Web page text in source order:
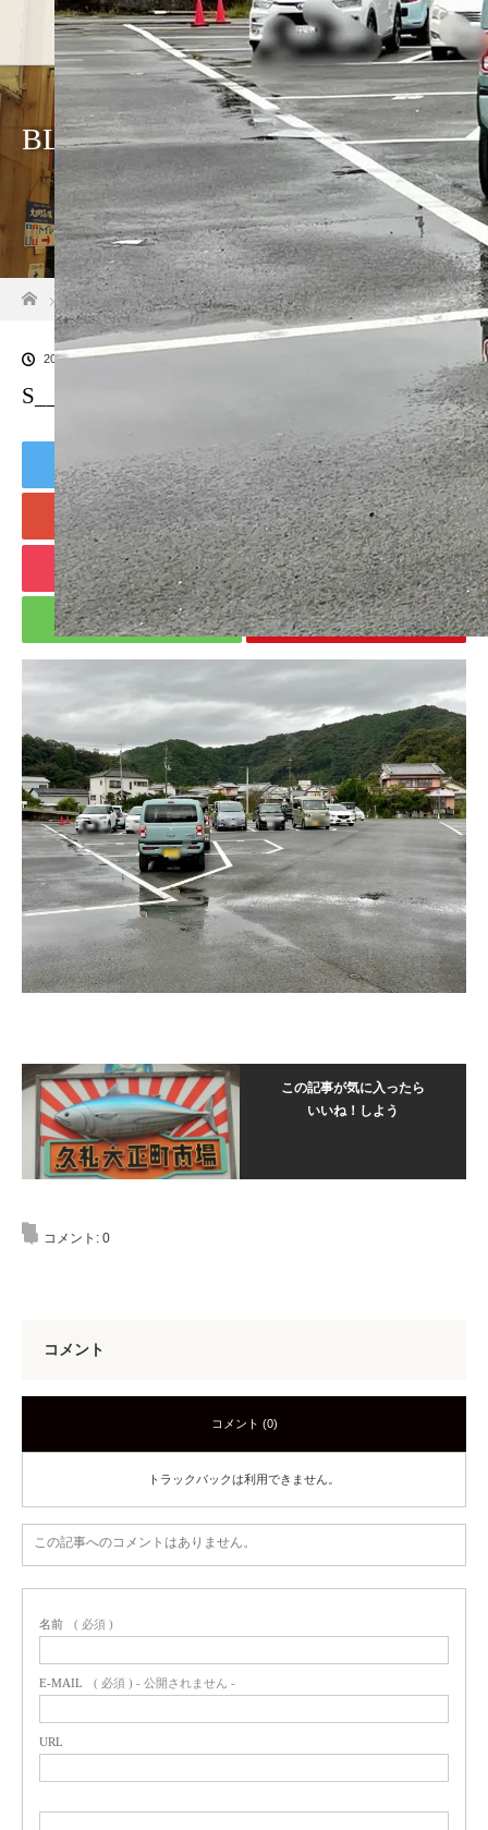
ホーム 店
BLOG
ホーム
ブログ一覧 S__25944081
2022.09.22
S__25944081
Tweet Share
+1 Hatena
Pocket RSS
feedly Pin it
この記事が気に入ったら
いいね！しよう
コメント: 0
コメント
コメント (0)
トラックバックは利用できません。
この記事へのコメントはありません。
名前 ( 必須 )
E-MAIL ( 必須 ) - 公開されません -
URL